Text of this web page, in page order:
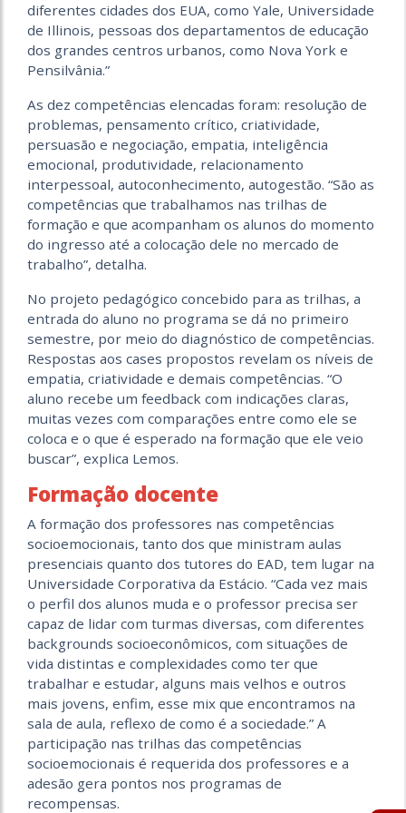
diferentes cidades dos EUA, como Yale, Universidade
de Illinois, pessoas dos departamentos de educação
dos grandes centros urbanos, como Nova York e
Pensilvânia.”
As dez competências elencadas foram: resolução de
problemas, pensamento crítico, criatividade,
persuasão e negociação, empatia, inteligência
emocional, produtividade, relacionamento
interpessoal, autoconhecimento, autogestão. “São as
competências que trabalhamos nas trilhas de
formação e que acompanham os alunos do momento
do ingresso até a colocação dele no mercado de
trabalho”, detalha.
No projeto pedagógico concebido para as trilhas, a
entrada do aluno no programa se dá no primeiro
semestre, por meio do diagnóstico de competências.
Respostas aos cases propostos revelam os níveis de
empatia, criatividade e demais competências. “O
aluno recebe um feedback com indicações claras,
muitas vezes com comparações entre como ele se
coloca e o que é esperado na formação que ele veio
buscar”, explica Lemos.
Formação docente
A formação dos professores nas competências
socioemocionais, tanto dos que ministram aulas
presenciais quanto dos tutores do EAD, tem lugar na
Universidade Corporativa da Estácio. “Cada vez mais
o perfil dos alunos muda e o professor precisa ser
capaz de lidar com turmas diversas, com diferentes
backgrounds socioeconômicos, com situações de
vida distintas e complexidades como ter que
trabalhar e estudar, alguns mais velhos e outros
mais jovens, enfim, esse mix que encontramos na
sala de aula, reflexo de como é a sociedade.” A
participação nas trilhas das competências
socioemocionais é requerida dos professores e a
adesão gera pontos nos programas de
recompensas.